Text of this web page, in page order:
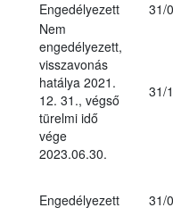
Engedélyezett 31/
Nem
engedélyezett,
visszavonás
hatálya 2021.
12. 31., végső
türelmi idő
vége
2023.06.30.
31/
Engedélyezett 31/